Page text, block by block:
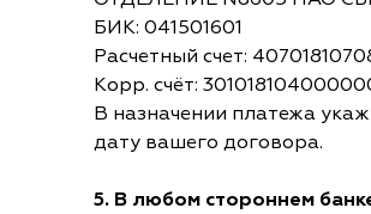
БИК: 041501601
Расчетный счет:
Корр. счёт:
В назначении платежа
дату вашего договора.
5. В любом стороннем